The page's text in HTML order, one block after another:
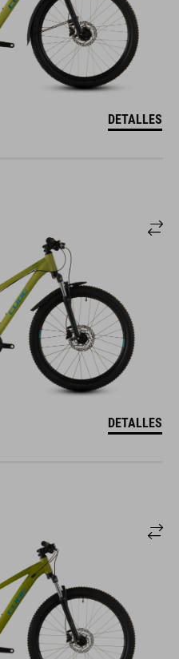
DETALLES
DETALLES